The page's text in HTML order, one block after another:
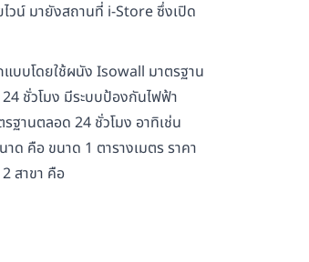
วน์ มายังสถานที่ i-Store ซึ่งเปิด
แบบโดยใช้ผนัง Isowall มาตรฐาน
ชั่วโมง มีระบบป้องกันไฟฟ้า
ฐานตลอด 24 ชั่วโมง อาทิเช่น
คือ ขนาด 1 ตารางเมตร ราคา
สาขา คือ